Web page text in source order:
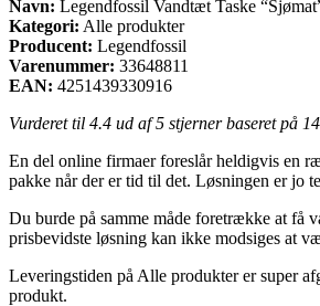
Navn: Legendfossil Vandtæt Taske
Kategori: Alle produkter
Producent: Legendfossil
Varenummer: 33648811
EAN: 4251439330916
Vurderet til 4.4 ud af 5 stjerner baseret på 14
En del online firmaer foreslår heldigvis en
pakke når der er tid til det. Løsningen er jo
Du burde på samme måde foretrække at få
prisbevidste løsning kan ikke modsiges at
Leveringstiden på Alle produkter er super
produkt.